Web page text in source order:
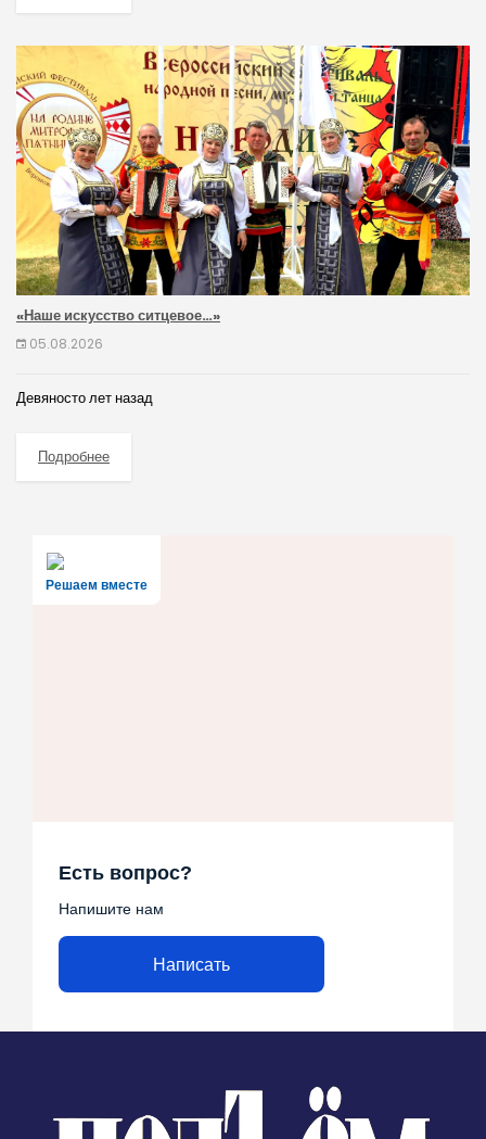
«Наше искусство ситцевое…»
05.08.2026
Девяносто лет назад
Подробнее
Решаем вместе
Есть вопрос?
Напишите нам
Написать